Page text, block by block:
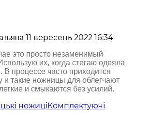
11 вересень 2022 16:34
это просто незаменимый
их, когда стегаю одеяла
В процессе часто приходится
и такие ножницы для облегчают
и смыкаются без усилий.
ножиціКомплектуючі